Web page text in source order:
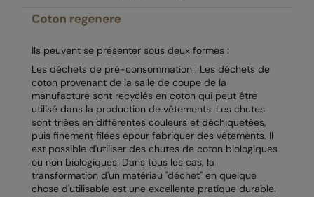
Henbury
Home & Living
Kariban
Kariban Proact
KiMood
Kodak
Kustom Kit
Westford Mill
Ils peuvent se présenter sous deux formes :
Les déchets de pré-consommation : Les déchets de
coton provenant de la salle de coupe de la
manufacture sont recyclés en coton qui peut être
utilisé dans la production de vêtements. Les chutes
sont triées en différentes couleurs et déchiquetées,
puis finement filées epour fabriquer des vêtements. Il
est possible d'utiliser des chutes de coton biologiques
ou non biologiques. Dans tous les cas, la
transformation d'un matériau "déchet" en quelque
chose d'utilisable est une excellente pratique durable.